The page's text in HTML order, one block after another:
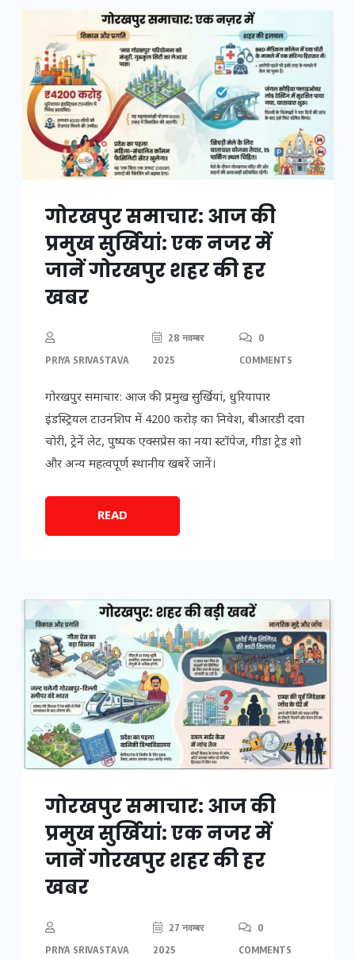
गोरखपुर समाचार: आज की
प्रमुख सुर्खियां: एक नजर में
जानें गोरखपुर शहर की हर
खबर
PRIYA SRIVASTAVA
28 नवम्बर
2025
0
COMMENTS
गोरखपुर समाचार: आज की प्रमुख सुर्खियां, धुरियापार
इंडस्ट्रियल टाउनशिप में 4200 करोड़ का निवेश, बीआरडी दवा
चोरी, ट्रेनें लेट, पुष्पक एक्सप्रेस का नया स्टॉपेज, गीडा ट्रेड शो
और अन्य महत्वपूर्ण स्थानीय खबरें जानें।
READ
गोरखपुर समाचार: आज की
प्रमुख सुर्खियां: एक नजर में
जानें गोरखपुर शहर की हर
खबर
PRIYA SRIVASTAVA
27 नवम्बर
2025
0
COMMENTS